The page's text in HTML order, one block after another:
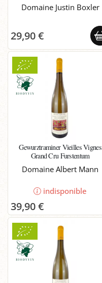
Domaine Justin Boxler
29,90 €
Gewurztraminer Vieilles Vignes
Grand Cru Furstentum
Domaine Albert Mann
indisponible
39,90 €